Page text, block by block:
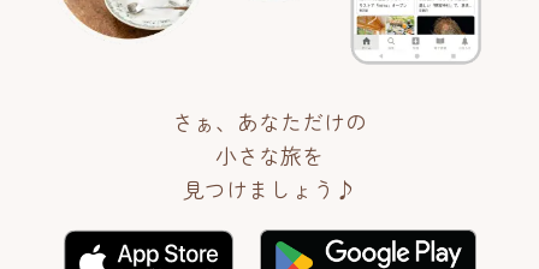
さぁ、あなただけの
小さな旅を
見つけましょう♪